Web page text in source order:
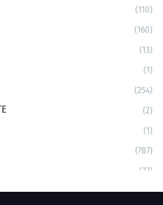
(110)
(160)
(13)
(1)
(254)
(2)
(1)
(787)
(37)
(9)